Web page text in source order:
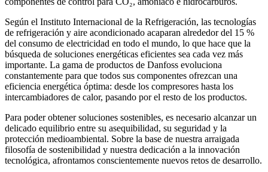
Según el Instituto Internacional de la Refrigeración, las tecnologías
de refrigeración y aire acondicionado acaparan alrededor del 15 %
del consumo de electricidad en todo el mundo, lo que hace que la
búsqueda de soluciones energéticas eficientes sea cada vez más
importante. La gama de productos de Danfoss evoluciona
constantemente para que todos sus componentes ofrezcan una
eficiencia energética óptima: desde los compresores hasta los
intercambiadores de calor, pasando por el resto de los productos.
Para poder obtener soluciones sostenibles, es necesario alcanzar un
delicado equilibrio entre su asequibilidad, su seguridad y la
protección medioambiental. Sobre la base de nuestra arraigada
filosofía de sostenibilidad y nuestra dedicación a la innovación
tecnológica, afrontamos conscientemente nuevos retos de desarrollo.